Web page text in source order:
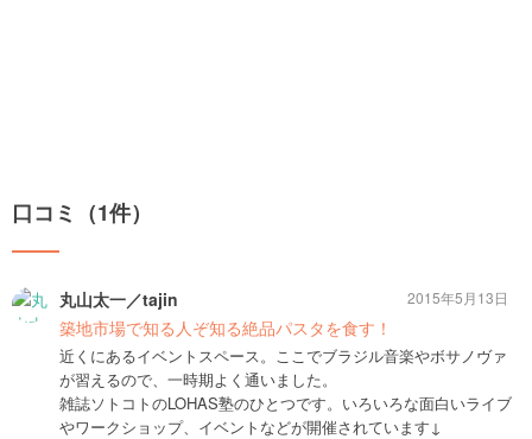
口コミ（1件）
丸山太一／tajin
築地市場で知る人ぞ知る絶品パスタを食す！
近くにあるイベントスペース。ここでブラジル音楽やボサノヴァ
が習えるので、一時期よく通いました。
雑誌ソトコトのLOHAS塾のひとつです。いろいろな面白いライブ
やワークショップ、イベントなどが開催されています↓
2015年5月13日